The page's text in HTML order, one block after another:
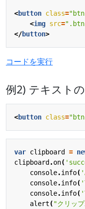
<button class=
<img src=
</button>
コードを実行
例2) テキスト
<button class=
var clipboard =
clipboard .on(
console.info(
console.info(
console.info(
alert("クリッ